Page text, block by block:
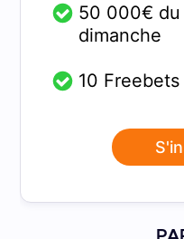
50 000€ du
dimanche
10